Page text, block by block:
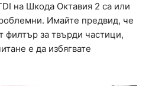
на Шкода Октавия 2 са или
Имайте предвид, че
филтър за твърди частици,
е да избягвате